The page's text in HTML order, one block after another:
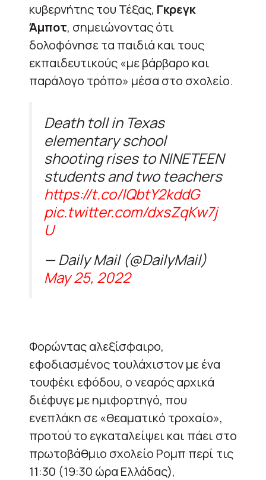
κυβερνήτης του Τέξας, Γκρεγκ
Άμποτ, σημειώνοντας ότι
δολοφόνησε τα παιδιά και τους
εκπαιδευτικούς «με βάρβαρο και
παράλογο τρόπο» μέσα στο σχολείο.
Death toll in Texas
elementary school
shooting rises to NINETEEN
students and two teachers
https://t.co/lQbtY2kddG
pic.twitter.com/dxsZqKw7j
U
— Daily Mail (@DailyMail)
May 25, 2022
Φορώντας αλεξίσφαιρο,
εφοδιασμένος τουλάχιστον με ένα
τουφέκι εφόδου, ο νεαρός αρχικά
διέφυγε με ημιφορτηγό, που
ενεπλάκη σε «θεαματικό τροχαίο»,
προτού το εγκαταλείψει και πάει στο
πρωτοβάθμιο σχολείο Ρομπ περί τις
11:30 (19:30 ώρα Ελλάδας),